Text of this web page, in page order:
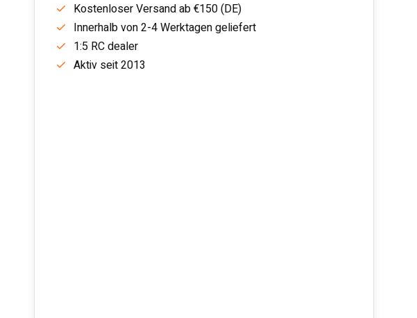
Kostenloser Versand ab €150 (DE)
Innerhalb von 2-4 Werktagen geliefert
1:5 RC dealer
Aktiv seit 2013